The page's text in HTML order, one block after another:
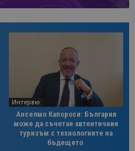
Интервю
Анселмо Капороси: България
може да съчетае автентичния
туризъм с технологиите на
бъдещето